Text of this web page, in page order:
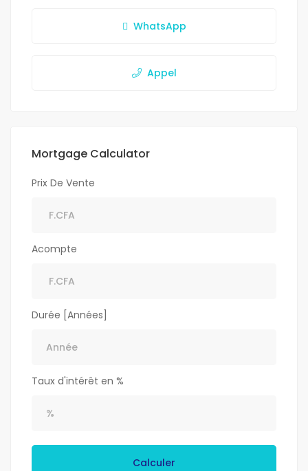
WhatsApp
Appel
Mortgage Calculator
Prix De Vente
Acompte
Durée [Années]
Taux d'intérêt en %
Calculer